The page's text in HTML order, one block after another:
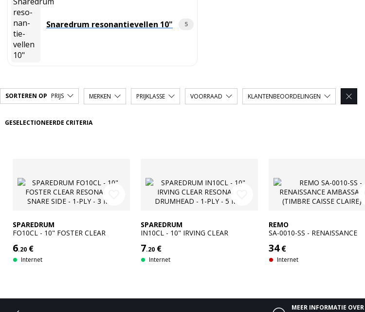
Snaredrum reso­nan­tie­vellen 10" 5
SORTEREN OP PRIJS MERKEN PRIJKLASSE VOORRAAD KLANTENBEOORDELINGEN 
GESELECTIONEERDE CRITERIA
SPAREDRUM
FO10CL - 10" FOSTER CLEAR
3 MIL
6.20 €
Internet
SPAREDRUM
IN10CL - 10" IRVING CLEAR
MIL
7.20€
Internet
REMO
SA-0010-SS - RENAISSANCE
CLAIRE) 10
34€
Internet
MEER INFORMATIE OVER